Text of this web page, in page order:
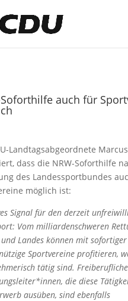
Soforthilfe auch für
Landtagsabgeordnete
dass die NRW-Soforthilfe
des Landessportbundes
möglich ist:
Signal für den derzeit
Vom milliardenschweren
und Landes können mit
Sportvereine profitieren,
tätig sind.
die diese
ausüben, sind ebenfalls